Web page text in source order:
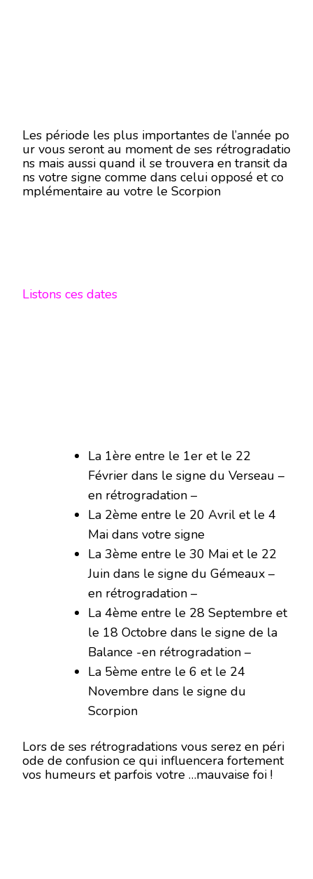
Les période les plus importantes de l’année po
ur vous seront au moment de ses rétrogradatio
ns mais aussi quand il se trouvera en transit da
ns votre signe comme dans celui opposé et co
mplémentaire au votre le Scorpion
Listons ces dates
La 1ère entre le 1er et le 22
Février dans le signe du Verseau –
en rétrogradation –
La 2ème entre le 20 Avril et le 4
Mai dans votre signe
La 3ème entre le 30 Mai et le 22
Juin dans le signe du Gémeaux –
en rétrogradation –
La 4ème entre le 28 Septembre et
le 18 Octobre dans le signe de la
Balance -en rétrogradation –
La 5ème entre le 6 et le 24
Novembre dans le signe du
Scorpion
Lors de ses rétrogradations vous serez en péri
ode de confusion ce qui influencera fortement
vos humeurs et parfois votre …mauvaise foi !